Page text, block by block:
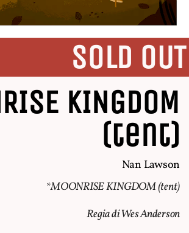
SOLD OUT
KINGDOM
(tent)
Nan Lawson
*MOONRISE KINGDOM (tent)
Regia di Wes Anderson